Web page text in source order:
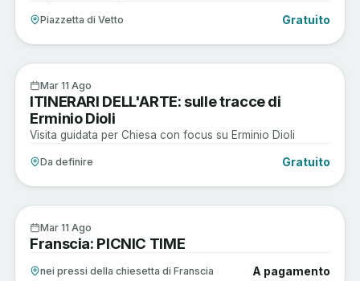
Piazzetta di Vetto Gratuito
Arte e Cultura
Mar 11 Ago
ITINERARI DELL'ARTE: sulle tracce di
Erminio Dioli
Visita guidata per Chiesa con focus su Erminio Dioli
Da definire Gratuito
Enogastronomia
Mar 11 Ago
Franscia: PICNIC TIME
nei pressi della chiesetta di Franscia A pagamento